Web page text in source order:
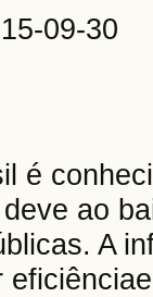
09-30
é
ao
A